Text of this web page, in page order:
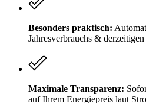
Besonders praktisch:
Jahresverbrauchs &
Maximale Transparenz:
auf Ihrem Energiepreis laut